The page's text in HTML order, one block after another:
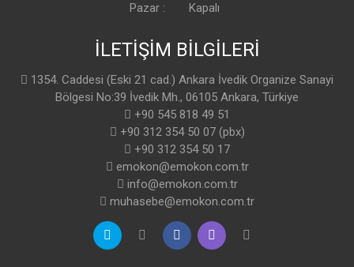
Pazar :
Kapalı
İLETİŞİM BİLGİLERİ
1354. Caddesi (Eski 21 cad.) Ankara İvedik Organize Sanayi
Bölgesi No:39 İvedik Mh., 06105 Ankara, Türkiye
+90 545 818 49 51
+90 312 354 50 07 (pbx)
+90 312 354 50 17
emokon@emokon.com.tr
info@emokon.com.tr
muhasebe@emokon.com.tr